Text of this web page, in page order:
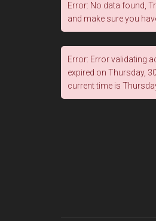
Error: No data found,
and make sure you
Error: Error validating
expired on Thursday,
current time is